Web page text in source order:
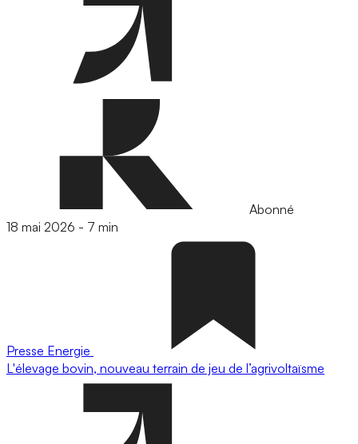
Abonné
18 mai 2026 - 7 min
Presse Energie
L'élevage bovin, nouveau terrain de jeu de l’agrivoltaïsme